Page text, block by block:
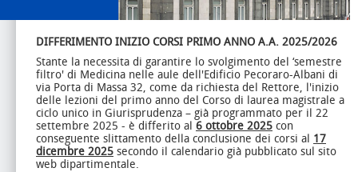
DIFFERIMENTO INIZIO CORSI PRIMO ANNO A.A. 2025/2026
Stante la necessita di garantire lo svolgimento del ‘semestre
filtro' di Medicina nelle aule dell'Edificio Pecoraro-Albani di
via Porta di Massa 32, come da richiesta del Rettore, l'inizio
delle lezioni del primo anno del Corso di laurea magistrale a
ciclo unico in Giurisprudenza – già programmato per il 22
settembre 2025 - è differito al 6 ottobre 2025 con
conseguente slittamento della conclusione dei corsi al 17
dicembre 2025 secondo il calendario già pubblicato sul sito
web dipartimentale.